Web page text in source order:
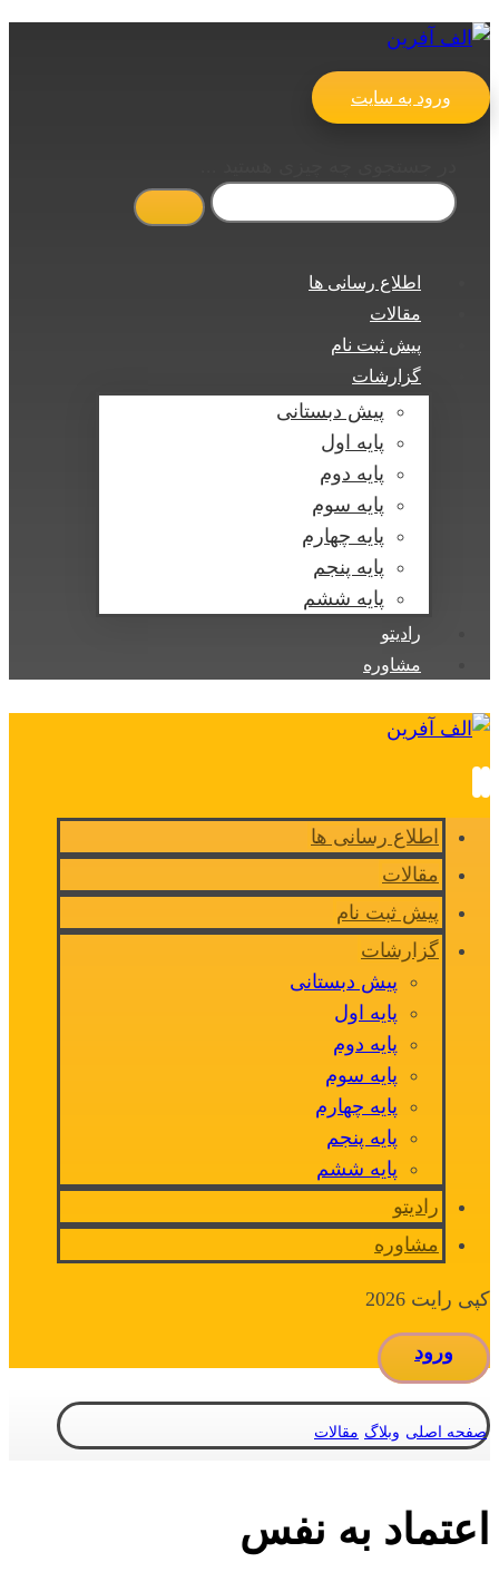
ورود به سایت
اطلاع رسانی ها
مقالات
پیش ثبت نام
گزارشات
پیش دبستانی
پایه اول
پایه دوم
پایه سوم
پایه چهارم
پایه پنجم
پایه ششم
رادیتو
مشاوره
اطلاع رسانی ها
مقالات
پیش ثبت نام
گزارشات
پیش دبستانی
پایه اول
پایه دوم
پایه سوم
پایه چهارم
پایه پنجم
پایه ششم
رادیتو
مشاوره
کپی رایت 2026
ورود
صفحه اصلی وبلاگ مقالات
اعتماد به نفس